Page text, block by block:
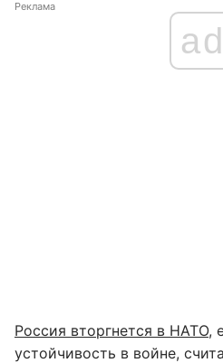
Реклама
ad
Россия вторгнется в НАТО,
устойчивость в войне,